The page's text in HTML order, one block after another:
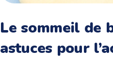
Le sommeil de
astuces pour